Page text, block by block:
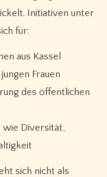
Initiativen unter
für:
aus Kassel
Frauen
des öffentlichen
wie Diversität,
sich nicht als